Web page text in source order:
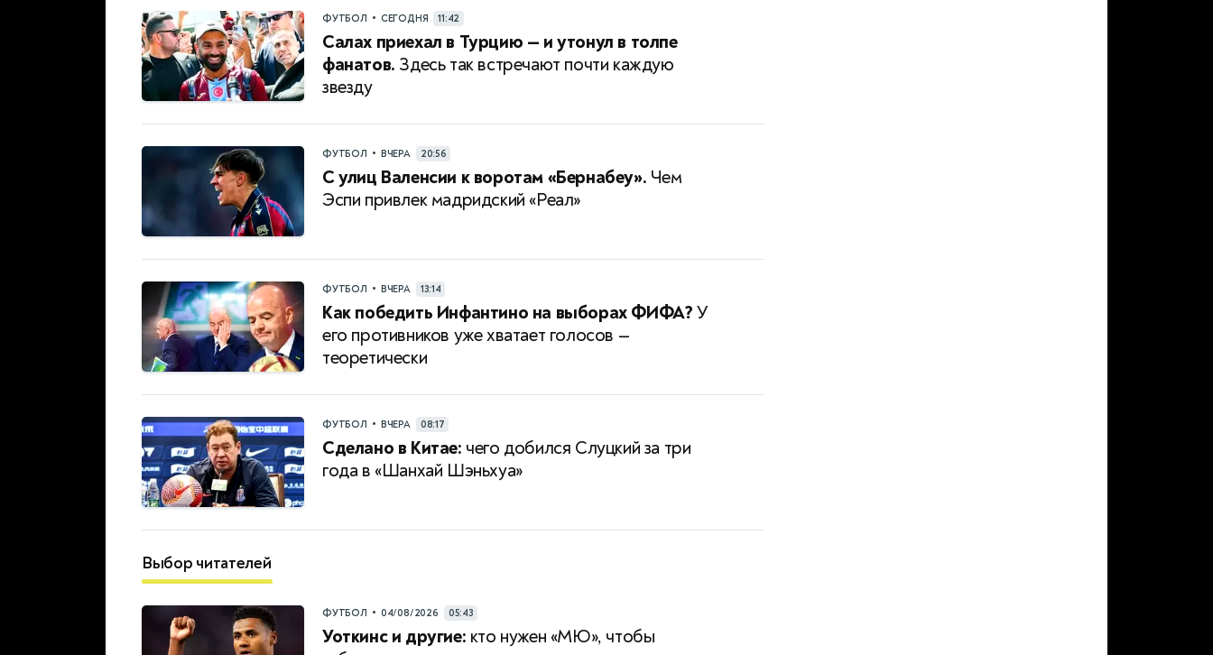
ФУТБОЛ • СЕГОДНЯ 11:42
Салах приехал в Турцию — и утонул в толпе
фанатов. Здесь так встречают почти каждую
звезду
ФУТБОЛ • ВЧЕРА 20:56
С улиц Валенсии к воротам «Бернабеу». Чем
Эспи привлек мадридский «Реал»
ФУТБОЛ • ВЧЕРА 13:14
Как победить Инфантино на выборах ФИФА? У
его противников уже хватает голосов —
теоретически
ФУТБОЛ • ВЧЕРА 08:17
Сделано в Китае: чего добился Слуцкий за три
года в «Шанхай Шэньхуа»
Выбор читателей
ФУТБОЛ • 04/08/2026 05:43
Уоткинс и другие: кто нужен «МЮ», чтобы